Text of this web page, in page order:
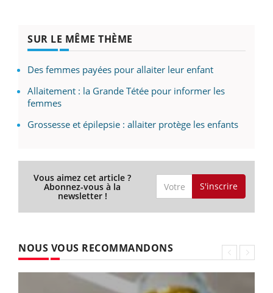
SUR LE MÊME THÈME
Des femmes payées pour allaiter leur enfant
Allaitement : la Grande Tétée pour informer les
femmes
Grossesse et épilepsie : allaiter protège les enfants
Vous aimez cet article ?
Abonnez-vous à la
newsletter !
S'inscrire
NOUS VOUS RECOMMANDONS